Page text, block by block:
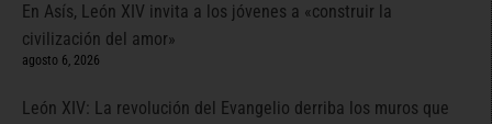
En Asís, León XIV invita a los jóvenes a «construir la
civilización del amor»
agosto 6, 2026
León XIV: La revolución del Evangelio derriba los muros que